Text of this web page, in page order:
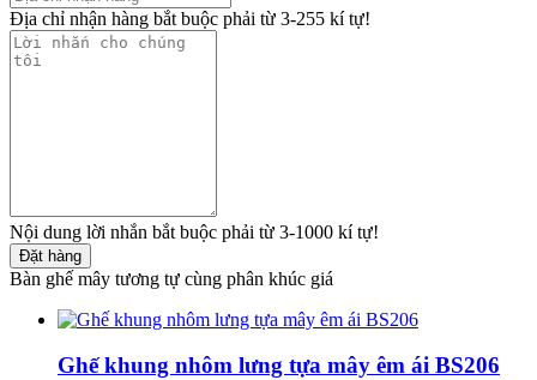
Địa chỉ nhận hàng bắt buộc phải từ 3-255 kí tự!
Nội dung lời nhắn bắt buộc phải từ 3-1000 kí tự!
Đặt hàng
Bàn ghế mây tương tự cùng phân khúc giá
Ghế khung nhôm lưng tựa mây êm ái BS206